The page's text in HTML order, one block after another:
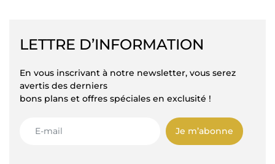
LETTRE D’INFORMATION
En vous inscrivant à notre newsletter, vous serez
avertis des derniers
bons plans et offres spéciales en exclusité !
Je m’abonne